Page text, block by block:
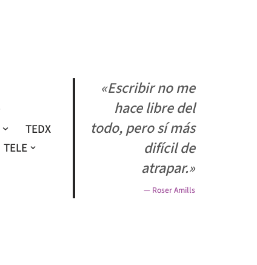
TEDX
TELE
«Escribir no me
hace libre del
todo, pero sí más
difícil de
atrapar.»
— Roser Amills